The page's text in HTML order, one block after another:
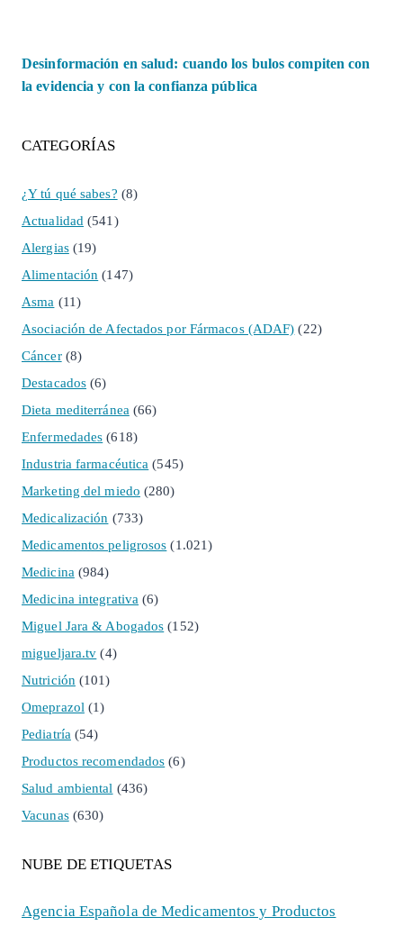
Desinformación en salud: cuando los bulos compiten con
la evidencia y con la confianza pública
CATEGORÍAS
¿Y tú qué sabes? (8)
Actualidad (541)
Alergias(19)
Alimentación (147)
Asma (11)
Asociación de Afectados por Fármacos (ADAF) (22)
Cáncer(8)
Destacados (6)
Dieta mediterránea(66)
Enfermedades (618)
Industria farmacéutica (545)
Marketing del miedo (280)
Medicalización (733)
Medicamentos peligrosos (1.021)
Medicina(984)
Medicina integrativa (6)
Miguel Jara & Abogados (152)
migueljara.tv (4)
Nutrición(101)
Omeprazol(1)
Pediatría(54)
Productos recomendados (6)
Salud ambiental (436)
Vacunas(630)
NUBE DE ETIQUETAS
Agencia Española de Medicamentos y Productos